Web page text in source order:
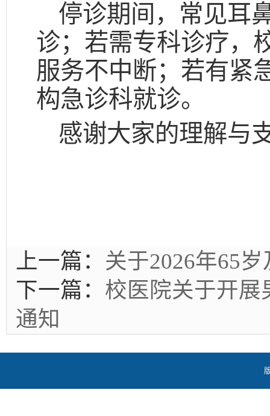
停诊期间，常见耳
诊；若需专科诊疗，
服务不中断；若有紧
构急诊科就诊。
感谢大家的理解与
上一篇： 关于2026年65
下一篇： 校医院关于开展
通知